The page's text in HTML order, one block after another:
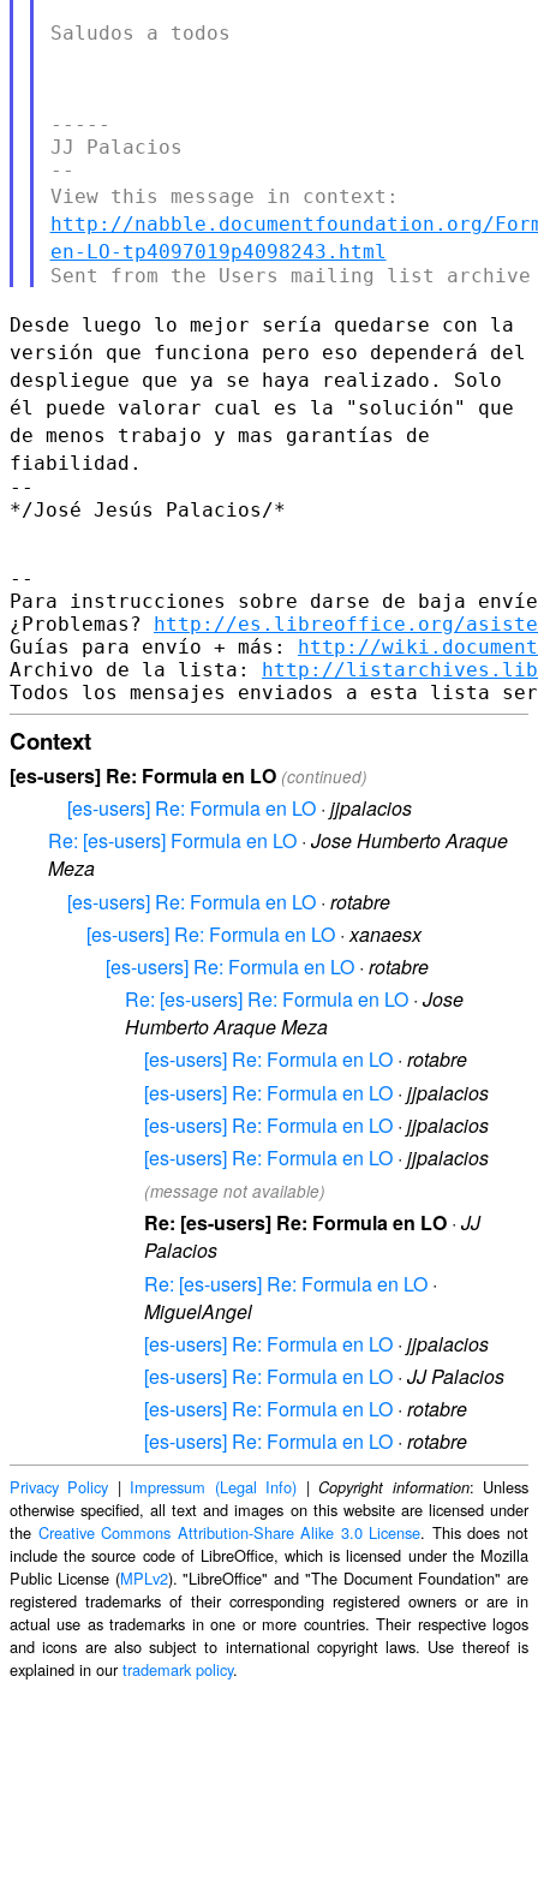
Saludos a todos
-----
JJ Palacios
View this message in context:
http://nabble.documentfoundation.org/
en-LO-tp4097019p4098243.html
Desde luego lo mejor sería quedarse con la
versión que funciona pero eso dependerá del
despliegue que ya se haya realizado. Solo
él puede valorar cual es la "solución" que
de menos trabajo y mas garantías de
fiabilidad.
--
*/José Jesús Palacios/*
--
Para instrucciones sobre darse de baja
¿Problemas? http://es.libreoffice.org/
Guías para envío + más: http://
Archivo de la lista: http://
Context
[es-users] Re: Formula en LO (continued)
[es-users] Re: Formula en LO · jjpalacios
Re: [es-users] Formula en LO · Jose Humberto Araque
Meza
[es-users] Re: Formula en LO · rotabre
[es-users] Re: Formula en LO ·xanaesx
[es-users] Re: Formula en LO · rotabre
Re: [es-users] Re: Formula en LO · Jose
Humberto Araque Meza
[es-users] Re: Formula en LO · rotabre
[es-users] Re: Formula en LO · jjpalacios
[es-users] Re: Formula en LO · jjpalacios
[es-users] Re: Formula en LO · jjpalacios
(message not available)
Re: [es-users] Re: Formula en LO · JJ
Palacios
Re: [es-users] Re: Formula en LO ·
MiguelAngel
[es-users] Re: Formula en LO · jjpalacios
[es-users] Re: Formula en LO · JJ Palacios
[es-users] Re: Formula en LO · rotabre
[es-users] Re: Formula en LO · rotabre
Privacy Policy | Impressum (Legal Info) |Copyright information: Unless
otherwise specified, all text and images on this website are licensed under
the Creative Commons Attribution-Share Alike 3.0 License. This does not
include the source code of LibreOffice, which is licensed under the Mozilla
Public License (MPLv2). "LibreOffice" and "The Document Foundation" are
registered trademarks of their corresponding registered owners or are in
actual use as trademarks in one or more countries. Their respective logos
and icons are also subject to international copyright laws. Use thereof is
explained in ourtrademark policy.